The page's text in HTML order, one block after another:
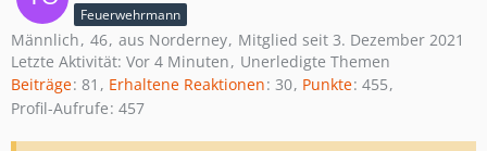
Feuerwehrmann
Männlich 46 aus Norderney Mitglied seit 3. Dezember 2021
Letzte Aktivität: Vor 4 Minuten
Unerledigte Themen
Beiträge 81 Erhaltene Reaktionen 30 Punkte 455
Profil-Aufrufe 457